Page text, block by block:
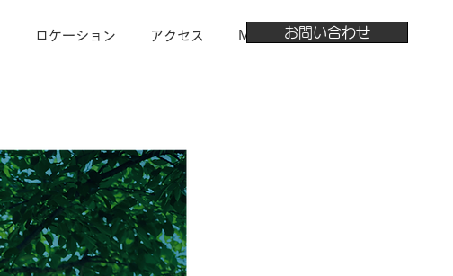
お問い合わせ
ロケーション アクセス More